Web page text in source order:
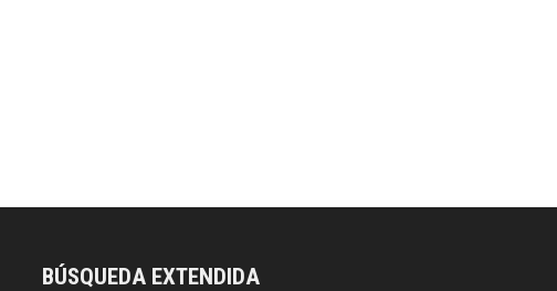
BÚSQUEDA EXTENDIDA